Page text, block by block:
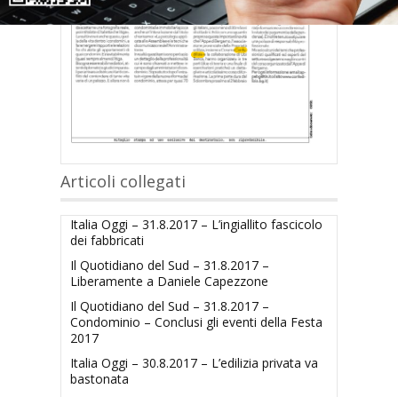
Articoli collegati
Italia Oggi – 31.8.2017 – L’ingiallito fascicolo
dei fabbricati
Il Quotidiano del Sud – 31.8.2017 –
Liberamente a Daniele Capezzone
Il Quotidiano del Sud – 31.8.2017 –
Condominio – Conclusi gli eventi della Festa
2017
Italia Oggi – 30.8.2017 – L’edilizia privata va
bastonata